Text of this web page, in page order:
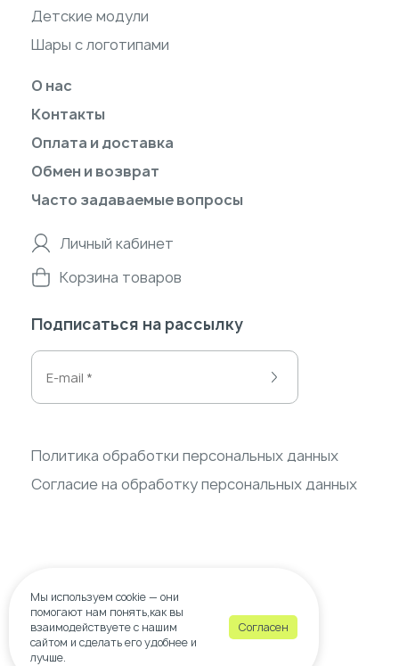
Детские модули
Шары с логотипами
О нас
Контакты
Оплата и доставка
Обмен и возврат
Часто задаваемые вопросы
Личный кабинет
Корзина товаров
Подписаться на рассылку
Политика обработки персональных данных
Согласие на обработку персональных данных
© 2026 wow-decor.ru
Мы используем cookie— они
помогают нам понять,как вы
взаимодействуете с нашим
сайтом и сделать его удобнее и
лучше.
Согласен